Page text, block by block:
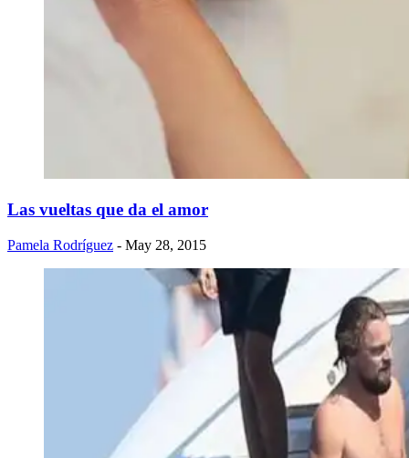
Las vueltas que da el amor
Pamela Rodríguez - May 28, 2015